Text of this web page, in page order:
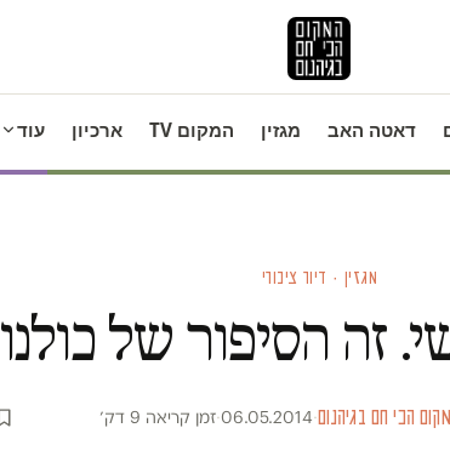
דאטה האב מגזין המקום TV ארכיון עוד
מגזין · דיור ציבורי
זה הסיפור של כולנו
הכי חם בגיהנום·
06.05.2014
·זמן קריאה 9 דק׳